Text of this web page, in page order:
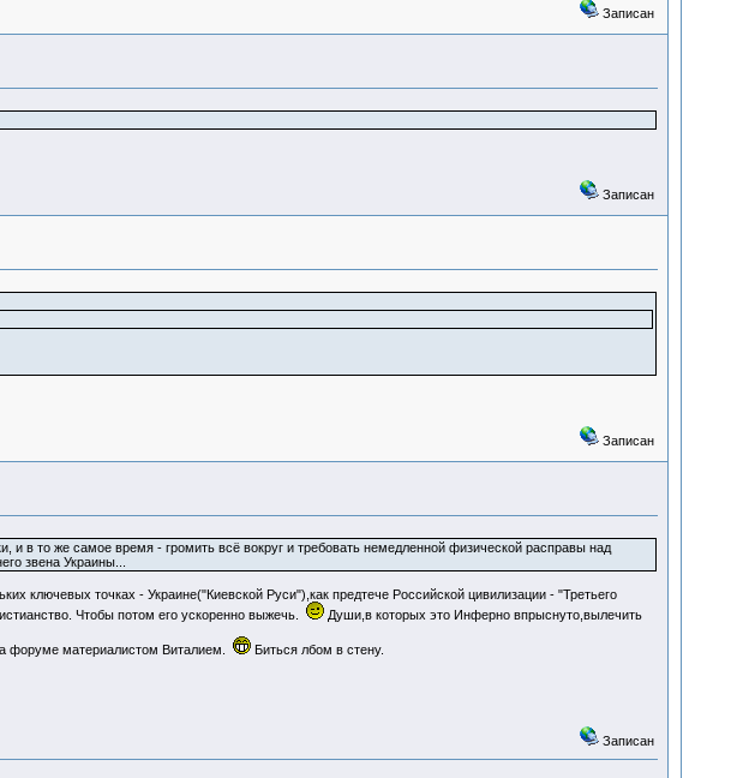
Записан
Записан
Записан
в то же самое время - громить всё вокруг и требовать немедленной физической расправы над
звена Украины...
ключевых точках - Украине("Киевской Руси"),как предтече Российской цивилизации - "Третьего
Чтобы потом его ускоренно выжечь.
Души,в которых это Инферно впрыснуто,вылечить
форуме материалистом Виталием.
Биться лбом в стену.
Записан